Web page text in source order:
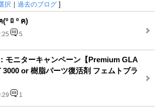
択 ｜ 過去のブログ ]
ﾛ º ฅ)
5
モニターキャンペーン【Premium GLA
3000 or 樹脂パーツ復活剤 フェムトブラ
1